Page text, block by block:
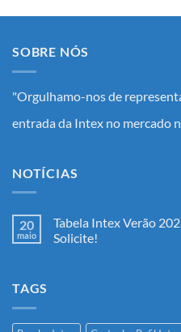
SOBRE NÓS
"Orgulhamo-nos de
entrada da Intex no mercado
NOTÍCIAS
20
maio
Tabela Intex Verão
Solicite!
–
TAGS